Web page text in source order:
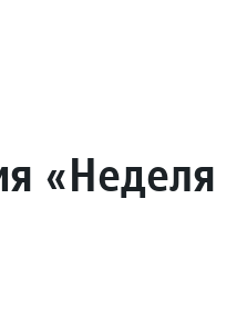
«Неделя